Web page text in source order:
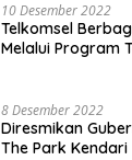
10 Desember 2022
Telkomsel
Melalui Program
8 Desember 2022
Diresmikan
The Park